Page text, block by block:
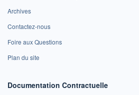
Archives
Contactez-nous
Foire aux Questions
Plan du site
Documentation Contractuelle